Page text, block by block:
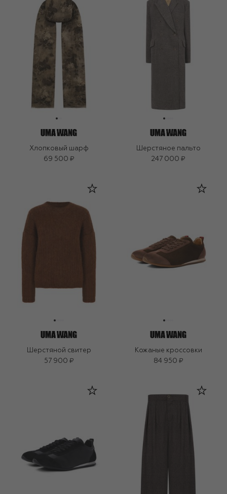
Хлопковый шарф
69 500 ₽
Шерстяное пальто
247 000 ₽
Шерстяной свитер
57 900 ₽
Кожаные кроссовки
84 950 ₽